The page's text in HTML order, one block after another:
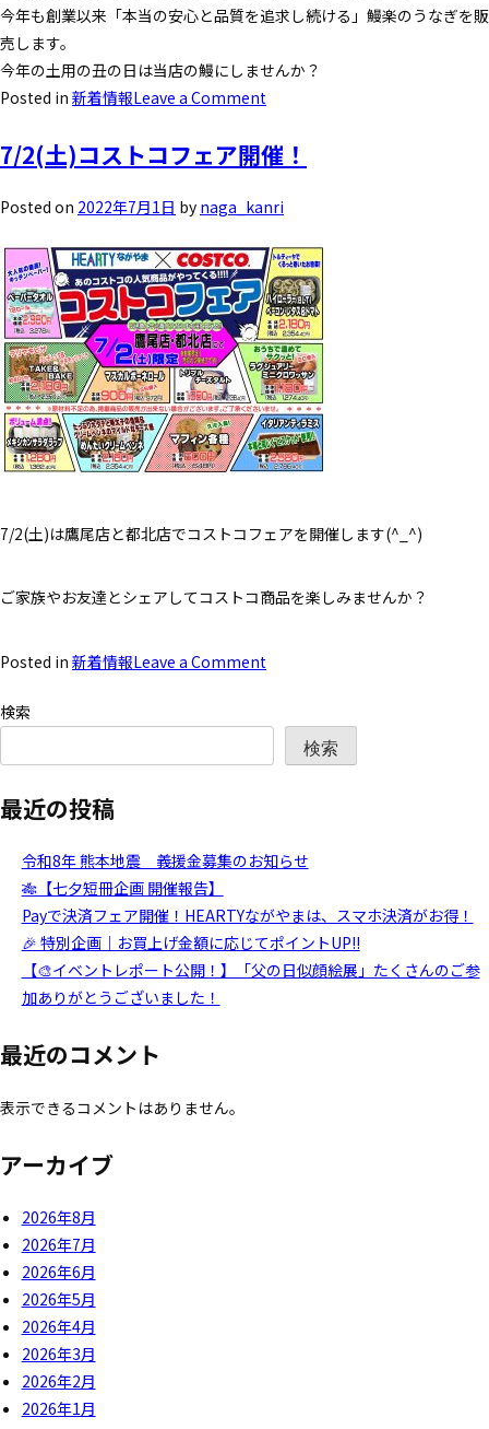
今年も創業以来「本当の安心と品質を追求し続ける」鰻楽のうなぎを販
売します。
今年の土用の丑の日は当店の鰻にしませんか？
Posted in 新着情報Leave a Comment
7/2(土)コストコフェア開催！
Posted on 2022年7月1日 by naga_kanri
7/2(土)は鷹尾店と都北店でコストコフェアを開催します(^_^)
ご家族やお友達とシェアしてコストコ商品を楽しみませんか？
Posted in 新着情報Leave a Comment
検索
検索
最近の投稿
令和8年 熊本地震 義援金募集のお知らせ
🎋【七夕短冊企画 開催報告】
Payで決済フェア開催！HEARTYながやまは、スマホ決済がお得！
🎉 特別企画｜お買上げ金額に応じてポイントUP!!
【🎨イベントレポート公開！】「父の日似顔絵展」たくさんのご参
加ありがとうございました！
最近のコメント
表示できるコメントはありません。
アーカイブ
2026年8月
2026年7月
2026年6月
2026年5月
2026年4月
2026年3月
2026年2月
2026年1月